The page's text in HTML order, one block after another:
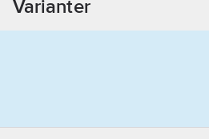
Varianter